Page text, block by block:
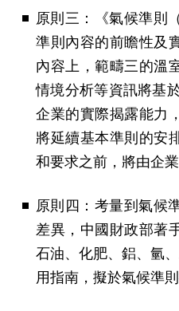
原則三：《氣候準則
準則內容的前瞻性及
內容上，範疇三的溫
情境分析等資訊將基
企業的實際揭露能力
將延續基本準則的安
和要求之前，將由企業
原則四：考量到氣候
差異，中國財政部著
石油、化肥、鋁、氫
用指南，擬於氣候準則